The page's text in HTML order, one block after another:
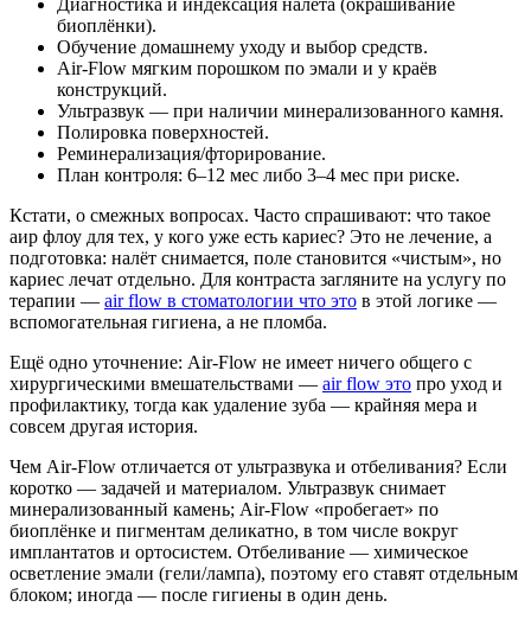
биоплёнки).
Обучение домашнему уходу и выбор средств.
Air‑Flow мягким порошком по эмали и у краёв
конструкций.
Ультразвук — при наличии минерализованного камня.
Полировка поверхностей.
Реминерализация/фторирование.
План контроля: 6–12 мес либо 3–4 мес при риске.
Кстати, о смежных вопросах. Часто спрашивают: что такое
аир флоу для тех, у кого уже есть кариес? Это не лечение, а
подготовка: налёт снимается, поле становится «чистым», но
кариес лечат отдельно. Для контраста загляните на услугу по
терапии — air flow в стоматологии что это в этой логике —
вспомогательная гигиена, а не пломба.
Ещё одно уточнение: Air‑Flow не имеет ничего общего с
хирургическими вмешательствами — air flow это про уход и
профилактику, тогда как удаление зуба — крайняя мера и
совсем другая история.
Чем Air‑Flow отличается от ультразвука и отбеливания? Если
коротко — задачей и материалом. Ультразвук снимает
минерализованный камень; Air‑Flow «пробегает» по
биоплёнке и пигментам деликатно, в том числе вокруг
имплантатов и ортосистем. Отбеливание — химическое
осветление эмали (гели/лампа), поэтому его ставят отдельным
блоком; иногда — после гигиены в один день.